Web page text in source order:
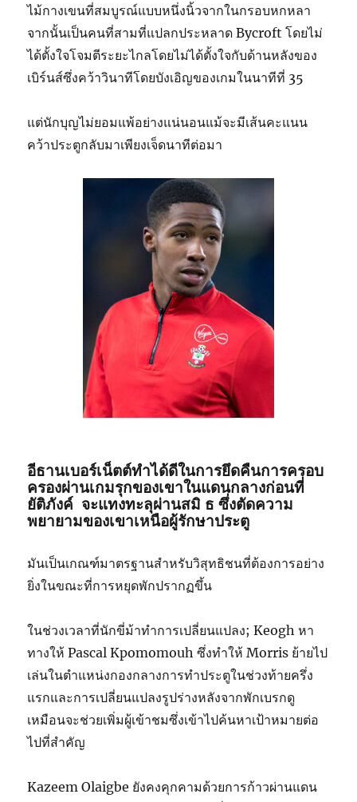
ไม้กางเขนที่สมบูรณ์แบบหนึ่งนิ้วจากในกรอบหกหลา
จากนั้นเป็นคนที่สามที่แปลกประหลาด Bycroft โดยไม่
ได้ตั้งใจโจมตีระยะไกลโดยไม่ได้ตั้งใจกับด้านหลังของ
เบิร์นส์ซึ่งคว้าวินาทีโดยบังเอิญของเกมในนาทีที่ 35
แต่นักบุญไม่ยอมแพ้อย่างแน่นอนแม้จะมีเส้นคะแนน
คว้าประตูกลับมาเพียงเจ็ดนาทีต่อมา
อีธานเบอร์เน็ตต์ทำได้ดีในการยึดคืนการครอบ
ครองผ่านเกมรุกของเขาในแดนกลางก่อนที่
ยัติภังค์ จะแทงทะลุผ่านสมิ ธ ซึ่งตัดความ
พยายามของเขาเหนือผู้รักษาประตู
มันเป็นเกณฑ์มาตรฐานสำหรับวิสุทธิชนที่ต้องการอย่าง
ยิ่งในขณะที่การหยุดพักปรากฏขึ้น
ในช่วงเวลาที่นักขี่ม้าทำการเปลี่ยนแปลง; Keogh หา
ทางให้ Pascal Kpomomouh ซึ่งทำให้ Morris ย้ายไป
เล่นในตำแหน่งกองกลางการทำประตูในช่วงท้ายครึ่ง
แรกและการเปลี่ยนแปลงรูปร่างหลังจากพักเบรกดู
เหมือนจะช่วยเพิ่มผู้เข้าชมซึ่งเข้าไปค้นหาเป้าหมายต่อ
ไปที่สำคัญ
Kazeem Olaigbe ยังคงคุกคามด้วยการก้าวผ่านแดน